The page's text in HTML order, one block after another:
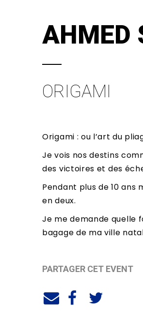
AHMED
ORIGAMI
Origami : ou l’art du
Je vois nos destins
des victoires et des
Pendant plus de 10 ans
en deux.
Je me demande quelle
bagage de ma ville
PARTAGER CET EVENT